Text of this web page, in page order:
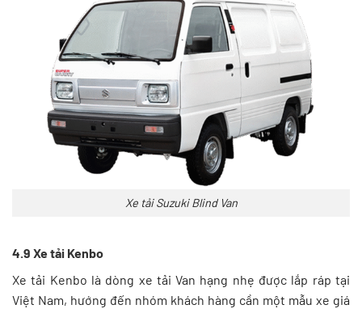
Xe tải Suzuki Blind Van
4.9 Xe tải Kenbo
Xe tải Kenbo là dòng xe tải Van hạng nhẹ được lắp ráp tại
Việt Nam, hướng đến nhóm khách hàng cần một mẫu xe giá